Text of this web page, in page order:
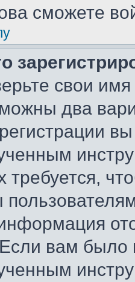
сможете
свои
два
требуется,
Если вам